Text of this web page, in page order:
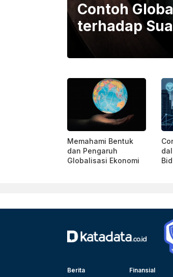
Contoh
terhadap
Memahami Bentuk
dan Pengaruh
Globalisasi Ekonomi
Berita Finansial